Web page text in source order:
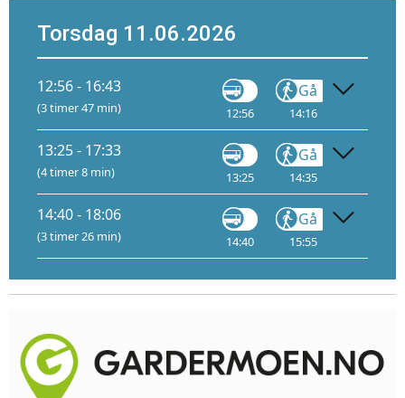
Torsdag 11.06.2026
12:56 - 16:43
(3 timer 47 min) 12:56
Gå
14:16
13:25 - 17:33
(4 timer 8 min) 13:25
Gå
14:35
14:40 - 18:06
(3 timer 26 min) 14:40
Gå
15:55